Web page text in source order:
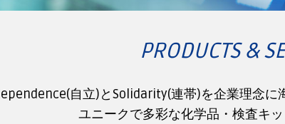
PRODUCTS &
自立)とSolidarity(連帯)を企業理念に
ユニークで多彩な化学品・検査キッ